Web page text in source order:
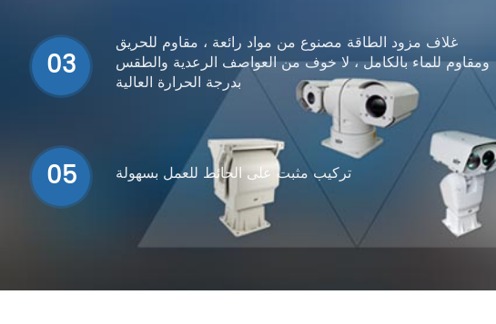
03
غلاف مزود الطاقة مصنوع من مواد رائعة ، مقاوم للحريق
ومقاوم للماء بالكامل ، لا خوف من العواصف الرعدية والطقس
بدرجة الحرارة العالية
05 تركيب مثبت على الحائط للعمل بسهولة